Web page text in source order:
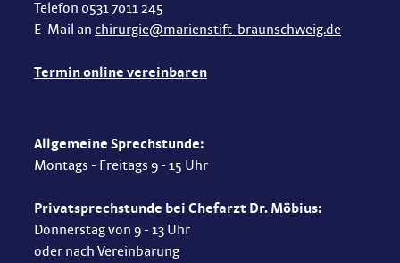
Telefon 0531 7011 245
E-Mail an chirurgie@marienstift-braunschweig.de
Termin online vereinbaren
Allgemeine Sprechstunde:
Montags - Freitags 9 - 15 Uhr
Privatsprechstunde bei Chefarzt Dr. Möbius:
Donnerstag von 9 - 13 Uhr
oder nach Vereinbarung